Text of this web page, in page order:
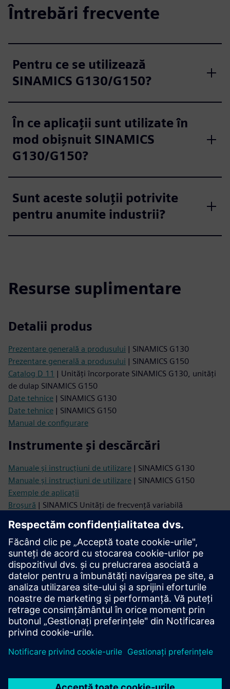
Întrebări frecvente
Pentru ce se utilizează
SINAMICS G130/G150?
În ce aplicații sunt utilizate în
mod obișnuit SINAMICS
G130/G150?
Sunt aceste soluții potrivite
pentru anumite industrii?
Resurse suplimentare
Detalii produs
Prezentare generală a produsului | SINAMICS G130
Prezentare generală a produsului | SINAMICS G150
Catalog D 11 | Unități încorporate SINAMICS G130, unități
de dulap SINAMICS G150
Date tehnice | SINAMICS G130
Date tehnice | SINAMICS G150
Manual de configurare
Instrumente și descărcări
Manuale și instrucțiuni de utilizare | SINAMICS G130
Manuale și instrucțiuni de utilizare | SINAMICS G150
Exemple de aplicații
Broșură | SINAMICS Unități de frecvență variabilă
dimensiuni
Suport
Retrofit for Drive Systems
Suport online
Forumul tehnic
Creați o nouă solicitare de asistență